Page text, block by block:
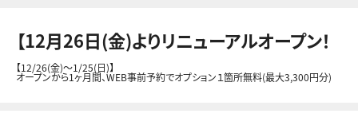
【12月26日(金)よりリニューアルオープン！
【12/26(金)～1/25(日)】
オープンから1ヶ月間、WEB事前予約でオプション１箇所無料(最大3,300円分)